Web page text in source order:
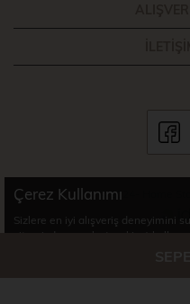
© 2024- Home
Çerez Kullanımı
Sizlere en iyi alışveriş deneyimini
sitemizde çerezler(cookies)